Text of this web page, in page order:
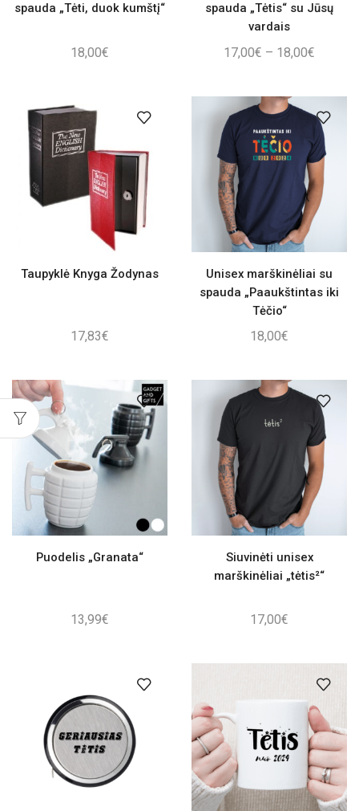
spauda „Tėti, duok kumštį“
18,00€
spauda „Tėtis“ su Jūsų
vardais
17,00€ – 18,00€
through
18,00€
Taupyklė Knyga Žodynas
17,83€
Unisex marškinėliai su
spauda „Paaukštintas iki
Tėčio“
18,00€
Puodelis „Granata“
13,99€
Siuvinėti unisex
marškinėliai „tėtis²“
17,00€